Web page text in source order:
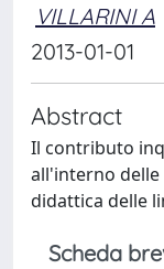
VILLARINI A
2013-01-01
Abstract
Il contributo
all'interno
didattica delle
Scheda